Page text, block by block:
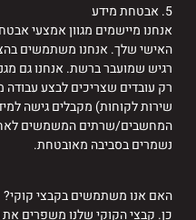
5. אבטחת מידע
אנחנו מיישמים מגוון אמצעי
האישי שלך. אנחנו משתמשים
רגיש שמועבר ברשת. אנחנו גם
רק עובדים שצריכים לבצע עבודה
שירות לקוחות) מקבלים גישה
המחשבים/שרתים המשמשים
נשמרים בסביבה מאובטחת.
האם אנו משתמשים בקבצי קוקי?
כן. קבצי הקוקי שלנו משפרים